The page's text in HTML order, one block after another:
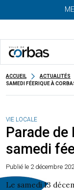
ACCUEIL ACTUALITÉS
SAMEDI FÉERIQUE À
VIE LOCALE
Parade de
samedi
Publié le 2 décembre
Le samedi 13